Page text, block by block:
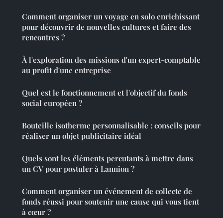
Comment organiser un voyage en solo enrichissant
pour découvrir de nouvelles cultures et faire des
rencontres ?
À l'exploration des missions d'un expert-comptable
au profit d'une entreprise
Quel est le fonctionnement et l'objectif du fonds
social européen ?
Bouteille isotherme personnalisable : conseils pour
réaliser un objet publicitaire idéal
Quels sont les éléments percutants à mettre dans
un CV pour postuler à Lannion ?
Comment organiser un événement de collecte de
fonds réussi pour soutenir une cause qui vous tient
à cœur ?